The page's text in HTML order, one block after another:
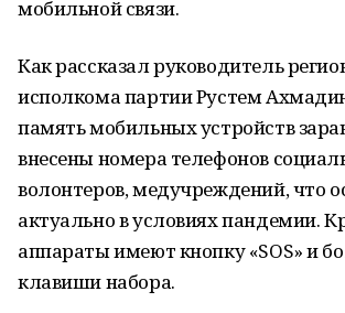
мобильной связи.
Как рассказал руководитель
исполкома партии Рустем
память мобильных устройств
внесены номера телефонов
волонтеров, медучреждений, что
актуально в условиях пандемии.
аппараты имеют кнопку «SOS» и
клавиши набора.